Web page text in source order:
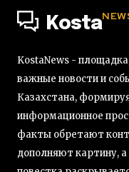
Kosta
KostaNews -
важные новости и
Казахстана,
информационное
факты обретают
дополняют картину, а